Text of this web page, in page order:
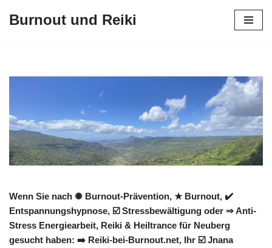
Burnout und Reiki
Wenn Sie nach ✺ Burnout-Prävention, ★ Burnout, ✔️
Entspannungshypnose, ☑️ Stressbewältigung oder ⇒ Anti-
Stress Energiearbeit, Reiki & Heiltrance für Neuberg
gesucht haben: ➡️ Reiki-bei-Burnout.net, Ihr ☑️ Jnana